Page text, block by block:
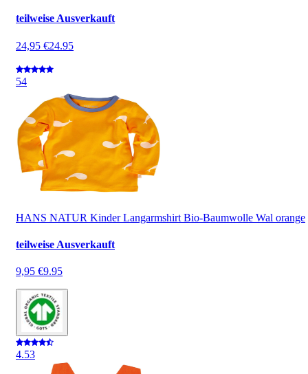
teilweise Ausverkauft
24,95 €24.95
54
HANS NATUR Kinder Langarmshirt Bio-Baumwolle Wal orange
teilweise Ausverkauft
9,95 €9.95
4.53